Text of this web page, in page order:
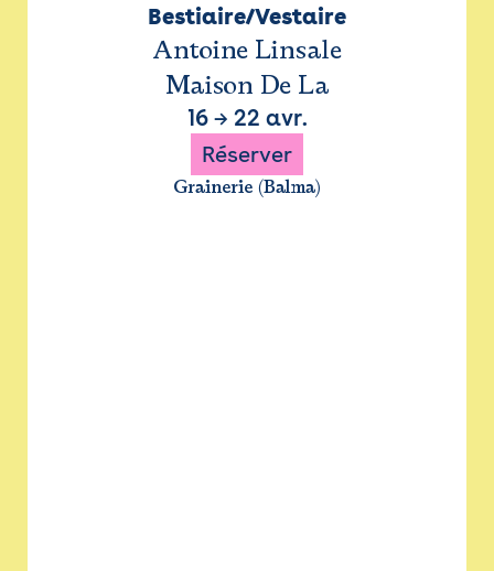
Bestiaire/Vestaire
Antoine Linsale
Maison De La
16→ 22 avr.
Réserver
Grainerie (Balma)